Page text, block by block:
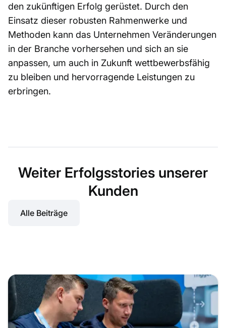
den zukünftigen Erfolg gerüstet. Durch den
Einsatz dieser robusten Rahmenwerke und
Methoden kann das Unternehmen Veränderungen
in der Branche vorhersehen und sich an sie
anpassen, um auch in Zukunft wettbewerbsfähig
zu bleiben und hervorragende Leistungen zu
erbringen.
Weiter Erfolgsstories unserer
Kunden
Alle Beiträge